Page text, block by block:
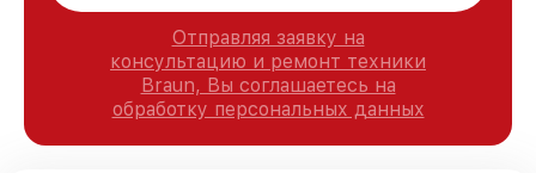
Отправляя заявку на
консультацию и ремонт техники
Braun, Вы соглашаетесь на
обработку персональных данных